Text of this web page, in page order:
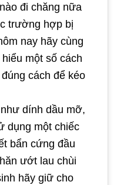
đi chăng nữa
trường hợp bị
nay hãy cùng
một số cách
cách để kéo
dính dầu mỡ,
dụng một chiếc
bẩn cứng đầu
ướt lau chùi
hãy giữ cho